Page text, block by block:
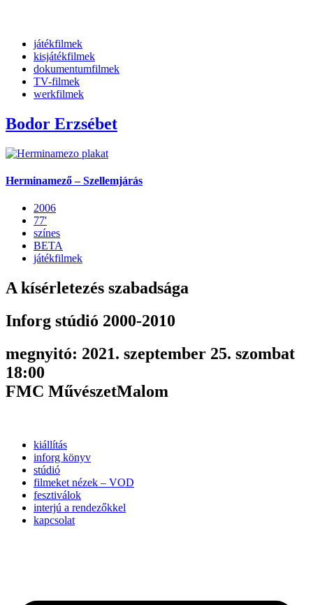
játékfilmek
kisjátékfilmek
dokumentumfilmek
TV-filmek
werkfilmek
Bodor Erzsébet
Herminamező – Szellemjárás
2006
77'
színes
BETA
játékfilmek
A kísérletezés szabadsága
Inforg stúdió 2000-2010
megnyitó: 2021. szeptember 25. szombat
18:00
FMC MűvészetMalom
kiállítás
inforg könyv
stúdió
filmeket nézek – VOD
fesztiválok
interjú a rendezőkkel
kapcsolat